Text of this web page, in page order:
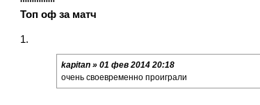
Топ оф за матч
1.
kapitan » 01 фев 2014 20:18
очень своевременно проиграли